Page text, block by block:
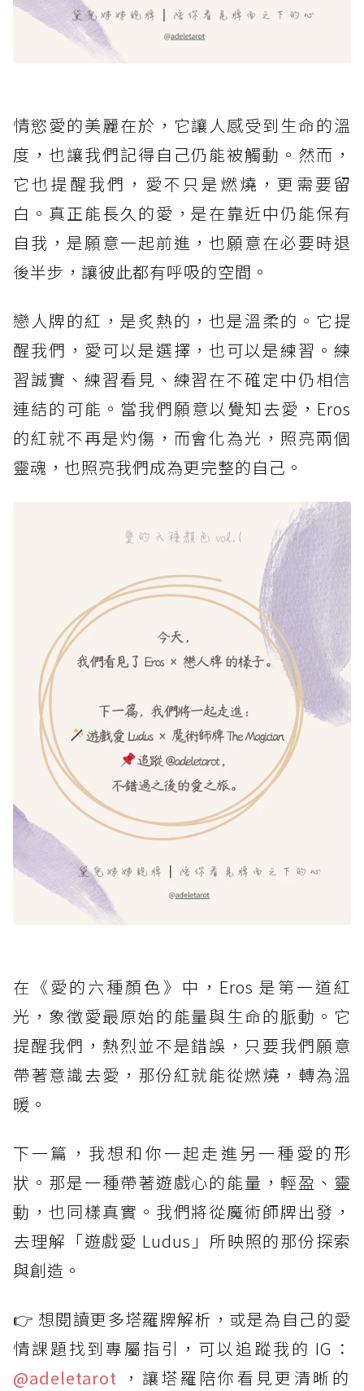
情慾愛的美麗在於，它讓人感受到生命的溫
度，也讓我們記得自己仍能被觸動。然而，
它也提醒我們，愛不只是燃燒，更需要留
白。真正能長久的愛，是在靠近中仍能保有
自我，是願意一起前進，也願意在必要時退
後半步，讓彼此都有呼吸的空間。
戀人牌的紅，是炙熱的，也是溫柔的。它提
醒我們，愛可以是選擇，也可以是練習。練
習誠實、練習看見、練習在不確定中仍相信
連結的可能。當我們願意以覺知去愛，Eros
的紅就不再是灼傷，而會化為光，照亮兩個
靈魂，也照亮我們成為更完整的自己。
在《愛的六種顏色》中，Eros 是第一道紅
光，象徵愛最原始的能量與生命的脈動。它
提醒我們，熱烈並不是錯誤，只要我們願意
帶著意識去愛，那份紅就能從燃燒，轉為溫
暖。
下一篇，我想和你一起走進另一種愛的形
狀。那是一種帶著遊戲心的能量，輕盈、靈
動，也同樣真實。我們將從魔術師牌出發，
去理解「遊戲愛 Ludus」所映照的那份探索
與創造。
👉 想閱讀更多塔羅牌解析，或是為自己的愛
情課題找到專屬指引，可以追蹤我的 IG：
@adeletarot ，讓塔羅陪你看見更清晰的